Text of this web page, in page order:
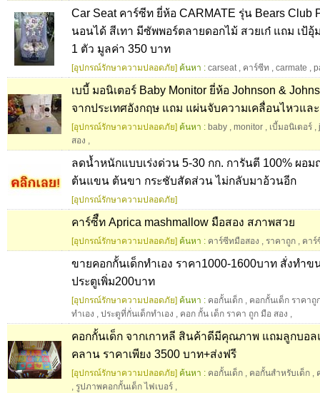
Car Seat คาร์ซีท ยี่ห้อ CARMATE รุ่น Bears Club
นอนได้ สีเทา มีซัพพอร์ตลายดอกไม้ สวยเก๋ แถม เป้อุ้
1 ตัว มูลค่า 350 บาท
[อุปกรณ์รักษาความปลอดภัย] ค้นหา : carseat, คาร์ซีท , carmate ,
เบบี้ มอนิเตอร์ Baby Monitor ยี่ห้อ Johnson &
จากประเทศอังกฤษ แถม แผ่นจับความเคลื่อนไหวแล
[อุปกรณ์รักษาความปลอดภัย] ค้นหา : baby , monitor , เบี้มอนิเตอร์ ,
สอง ,
ลดน้ำหนักแบบเร่งด่วน 5-30 กก. การันตี 100% ผอม
ต้นแขน ต้นขา กระชับสัดส่วน ไม่กลับมาอ้วนอีก
[อุปกรณ์รักษาความปลอดภัย]
คาร์ซีืท Aprica mashmallow มือสอง สภาพสวย
[อุปกรณ์รักษาความปลอดภัย] ค้นหา : คาร์ซีทมือสอง , ราคาถูก , คาร์
ขายคอกกั้นเด็กทำเอง ราคา1000-1600บาท สั่งทำข
ประตูเพิ่ม200บาท
[อุปกรณ์รักษาความปลอดภัย] ค้นหา : คอกั้นเด็ก , คอกกั้นเด็ก ราคาถู
ทำเอง , ประตูที่กั่นเด็กทำเอง , คอก กั้น เด็ก ราคา ถูก มือ สอง ,
คอกกั้นเด็ก จากเกาหลี สินค้าดีมีคุณภาพ แถมลูกบอล
คลาน ราคาเพียง 3500 บาท+ส่งฟรี
[อุปกรณ์รักษาความปลอดภัย] ค้นหา : คอกั้นเด็ก , คอกั้นสำหรับเด็ก ,
, รูปภาพคอกกั้นเด็ก ไฟเบอร์ ,